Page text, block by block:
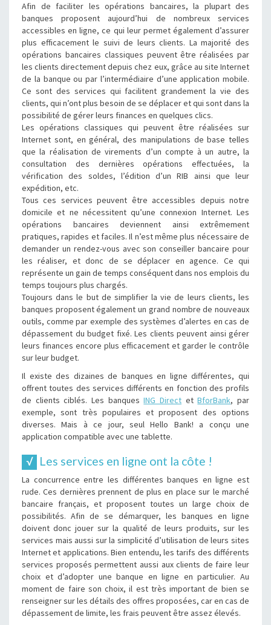
Afin de faciliter les opérations bancaires, la plupart des
banques proposent aujourd’hui de nombreux services
accessibles en ligne, ce qui leur permet également d’assurer
plus efficacement le suivi de leurs clients. La majorité des
opérations bancaires classiques peuvent être réalisées par
les clients directement depuis chez eux, grâce au site Internet
de la banque ou par l’intermédiaire d’une application mobile.
Ce sont des services qui facilitent grandement la vie des
clients, qui n’ont plus besoin de se déplacer et qui sont dans la
possibilité de gérer leurs finances en quelques clics.
Les opérations classiques qui peuvent être réalisées sur
Internet sont, en général, des manipulations de base telles
que la réalisation de virements d’un compte à un autre, la
consultation des dernières opérations effectuées, la
vérification des soldes, l’édition d’un RIB ainsi que leur
expédition, etc.
Tous ces services peuvent être accessibles depuis notre
domicile et ne nécessitent qu’une connexion Internet. Les
opérations bancaires deviennent ainsi extrêmement
pratiques, rapides et faciles. Il n’est même plus nécessaire de
demander un rendez-vous avec son conseiller bancaire pour
les réaliser, et donc de se déplacer en agence. Ce qui
représente un gain de temps conséquent dans nos emplois du
temps toujours plus chargés.
Toujours dans le but de simplifier la vie de leurs clients, les
banques proposent également un grand nombre de nouveaux
outils, comme par exemple des systèmes d’alertes en cas de
dépassement du budget fixé. Les clients peuvent ainsi gérer
leurs finances encore plus efficacement et garder le contrôle
sur leur budget.
Il existe des dizaines de banques en ligne différentes, qui
offrent toutes des services différents en fonction des profils
de clients ciblés. Les banquesING Direct etBforBank, par
exemple, sont très populaires et proposent des options
diverses. Mais à ce jour, seul Hello Bank! a conçu une
application compatible avec une tablette.
Les services en ligne ont la côte !
La concurrence entre les différentes banques en ligne est
rude. Ces dernières prennent de plus en place sur le marché
bancaire français, et proposent toutes un large choix de
possibilités. Afin de se démarquer, les banques en ligne
doivent donc jouer sur la qualité de leurs produits, sur les
services mais aussi sur la simplicité d’utilisation de leurs sites
Internet et applications. Bien entendu, les tarifs des différents
services proposés permettent aussi aux clients de faire leur
choix et d’adopter une banque en ligne en particulier. Au
moment de faire son choix, il est très important de bien se
renseigner sur les détails des offres proposées, car en cas de
dépassement de limite, les frais peuvent être assez élevés.